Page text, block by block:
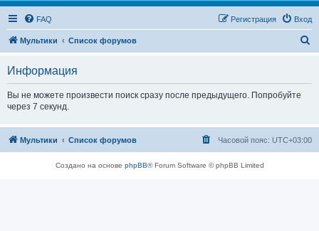
FAQ Вход
Регистрация
Мультики Список форумов
Информация
Вы не можете произвести поиск сразу после предыдущего. Попробуйте
через 7 секунд.
Мультики Список форумов Часовой пояс: UTC+03:00
Создано на основе phpBB® Forum Software © phpBB Limited